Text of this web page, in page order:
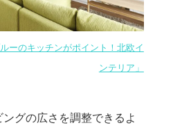
ーのキッチンがポイント！北欧イ
ンテリア」
グの広さを調整できるよ